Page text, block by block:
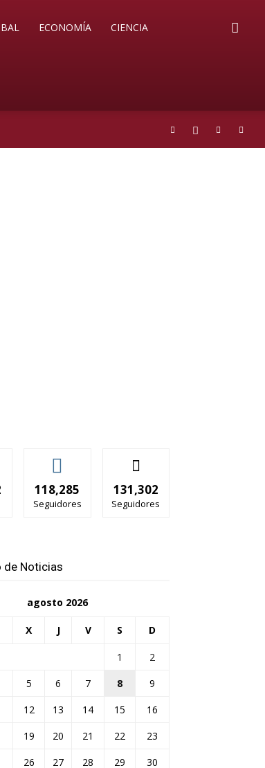
ECONOMÍA CIENCIA
118,285
Seguidores
131,302
Seguidores
de Noticias
agosto 2026
X J V S D
1
2
5 6 7 8
9
12 13 14 15
16
19 20 21 22
23
26 27 28 29
30